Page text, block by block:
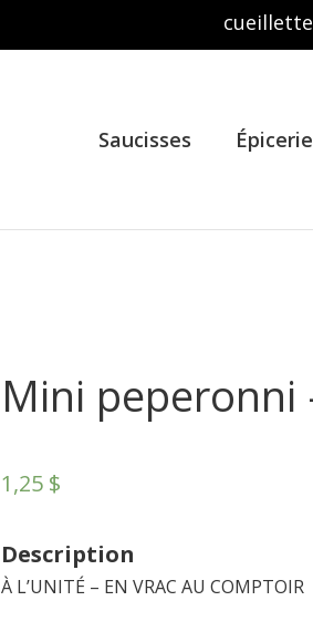
Saucisses
Mini peperonni
1,25 $
Description
À L’UNITÉ – EN VRAC AU COMPTOIR